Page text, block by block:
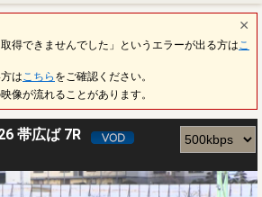
得できませんでした」というエラーが出る方は こ
は こちら をご確認ください。
像が流れることがあります。
帯広ば 7R